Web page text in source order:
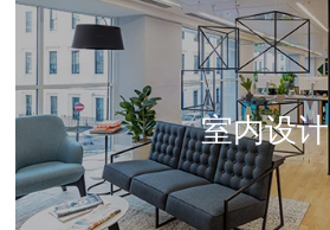
室内设计